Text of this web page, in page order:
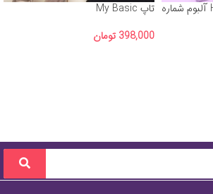
تیشرت کراپ کبریتی H&M آلبوم شماره تاپ My Basic
398,000 تومان